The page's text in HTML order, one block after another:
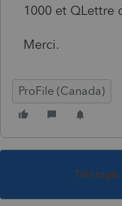
1000 et QLettre
Merci.
ProFile (Canada)
This topic